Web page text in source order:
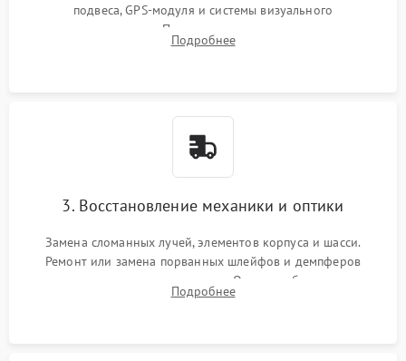
подвеса, GPS-модуля и системы визуального
позиционирования. Проверка полетного контроллера,
регуляторов оборотов (ESC) и бесколлекторных моторов на
Подробнее
3. Восстановление механики и оптики
Замена сломанных лучей, элементов корпуса и шасси.
Ремонт или замена порванных шлейфов и демпферов
трехосевого подвеса камеры. Очистка объектива,
восстановление механизма фокусировки. Установка новых
Подробнее